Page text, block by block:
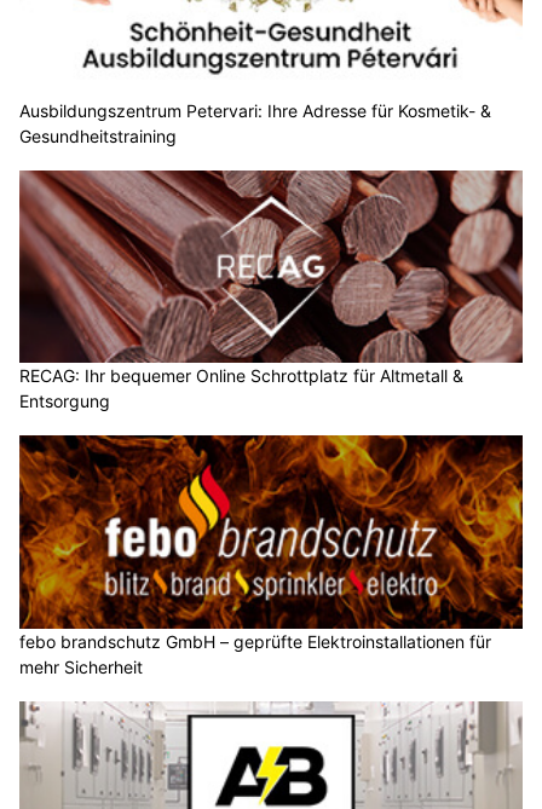
Ausbildungszentrum Petervari: Ihre Adresse für Kosmetik- &
Gesundheitstraining
RECAG: Ihr bequemer Online Schrottplatz für Altmetall &
Entsorgung
febo brandschutz GmbH – geprüfte Elektroinstallationen für
mehr Sicherheit